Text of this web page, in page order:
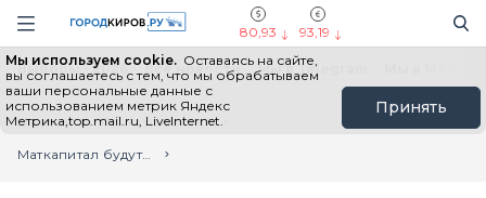
Навигация сайта
80,93 93,19
Мы используем cookie. Оставаясь на сайте,
вы соглашаетесь с тем, что мы обрабатываем
ваши персональные данные с
использованием метрик Яндекс
Метрика,top.mail.ru, LiveInternet.
Принять
Выборы - 2026 Все новости Мы в Telegram
Главная
Лента новостей
Маткапитал будут выдавать при рождении первенца